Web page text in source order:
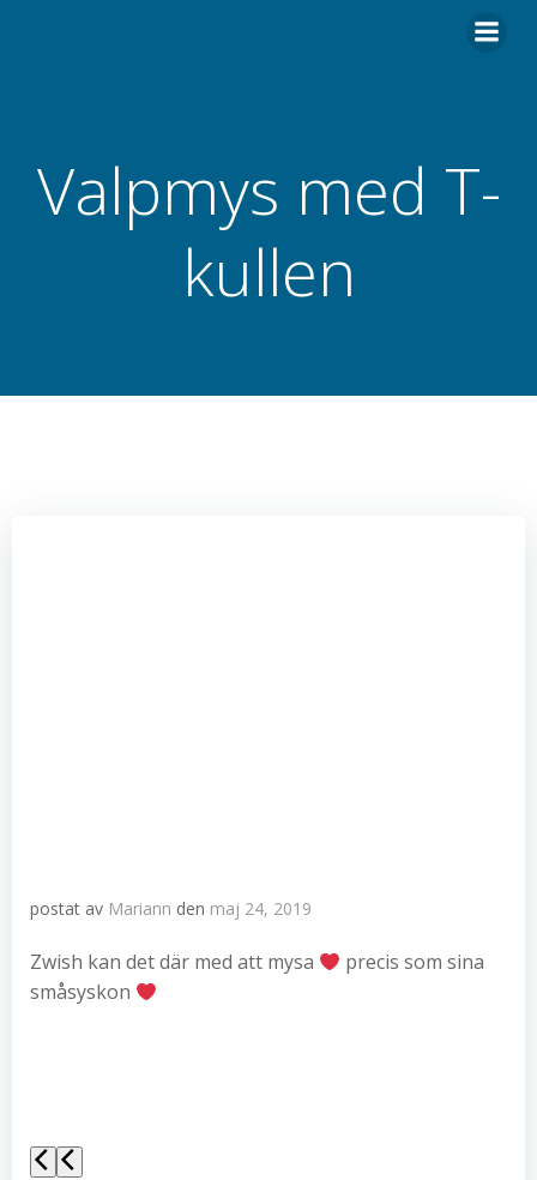
Valpmys med T-
kullen
postat av Mariann den maj 24, 2019
Zwish kan det där med att mysa
precis som sina
småsyskon